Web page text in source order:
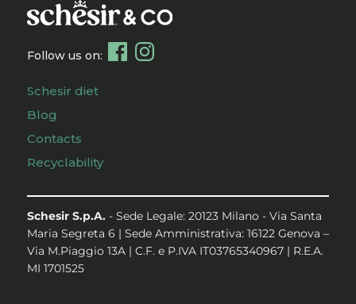
Follow us on:
Schesir diet
Blog
Contacts
Recyclability
Schesir S.p.A.- Sede Legale: 20123 Milano - Via Santa
Maria Segreta 6 | Sede Amministrativa: 16122 Genova –
Via M.Piaggio 13A | C.F. e P.IVA IT03765340967 | R.E.A.
MI 1701525